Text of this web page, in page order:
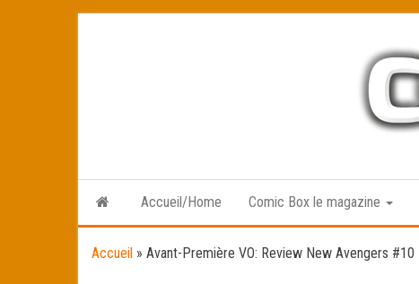
Accueil/Home Comic Box le magazine
Accueil » Avant-Première VO: Review New Avengers #10